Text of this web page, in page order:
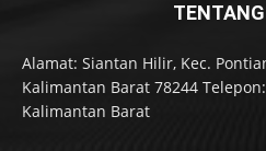
Alamat: Siantan Hilir, Kec.
Kalimantan Barat 78244
Kalimantan Barat